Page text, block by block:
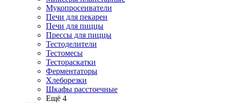
Мукопросеиватели
Печи для пекарен
Печи для пиццы
Прессы для пиццы
Тестоделители
Тестомесы
Тестораскатки
Ферментаторы
Хлеборезки
Шкафы расстоечные
Ещё 4